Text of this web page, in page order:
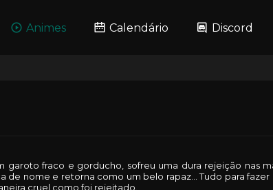
Animes Calendário Discord
garoto fraco e gorducho, sofreu uma dura rejeição nas
de nome e retorna como um belo rapaz... Tudo para
cruel como foi rejeitado.